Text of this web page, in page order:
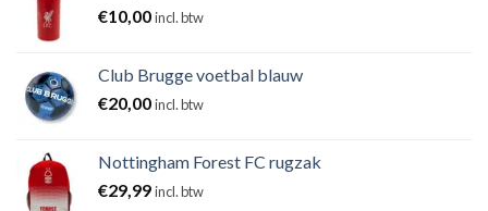
€10,00incl. btw
Club Brugge voetbal blauw
€20,00incl. btw
Nottingham Forest FC rugzak
€29,99incl. btw